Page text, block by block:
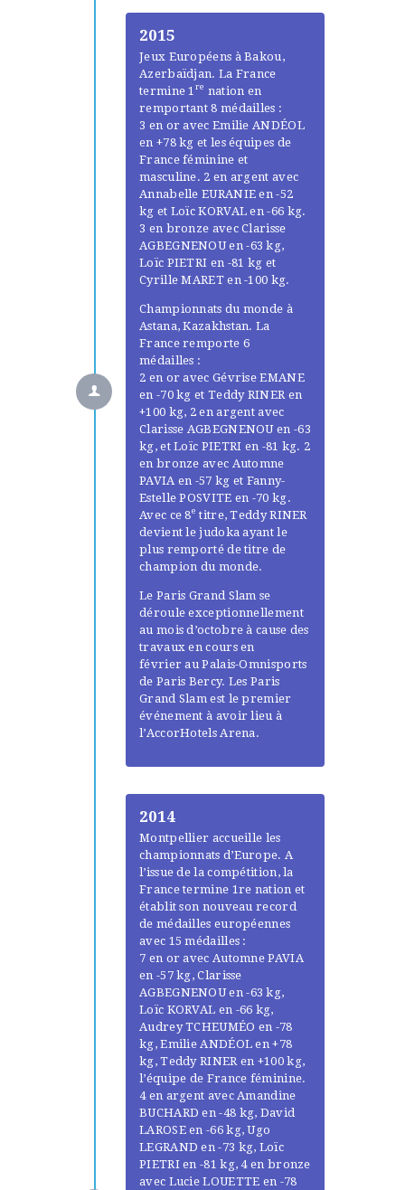
2015
Jeux Européens à Bakou,
Azerbaïdjan. La France
termine 1 re nation en
remportant 8 médailles :
3 en or avec Emilie ANDÉOL
en +78 kg et les équipes de
France féminine et
masculine. 2 en argent avec
Annabelle EURANIE en -52
kg et Loïc KORVAL en -66 kg.
3 en bronze avec Clarisse
AGBEGNENOU en -63 kg,
Loïc PIETRI en -81 kg et
Cyrille MARET en -100 kg.
Championnats du monde à
Astana, Kazakhstan. La
France remporte 6
médailles :
2 en or avec Gévrise EMANE
en -70 kg et Teddy RINER en
+100 kg, 2 en argent avec
Clarisse AGBEGNENOU en -63
kg, et Loïc PIETRI en -81 kg. 2
en bronze avec Automne
PAVIA en -57 kg et Fanny-
Estelle POSVITE en -70 kg.
Avec ce 8e titre, Teddy RINER
devient le judoka ayant le
plus remporté de titre de
champion du monde.
Le Paris Grand Slam se
déroule exceptionnellement
au mois d’octobre à cause des
travaux en cours en
février au Palais-Omnisports
de Paris Bercy. Les Paris
Grand Slam est le premier
événement à avoir lieu à
l’AccorHotels Arena.
2014
Montpellier accueille les
championnats d’Europe. A
l’issue de la compétition, la
France termine 1re nation et
établit son nouveau record
de médailles européennes
avec 15 médailles :
7 en or avec Automne PAVIA
en -57 kg, Clarisse
AGBEGNENOU en -63 kg,
Loïc KORVAL en -66 kg,
Audrey TCHEUMÉO en -78
kg, Emilie ANDÉOL en +78
kg, Teddy RINER en +100 kg,
l’équipe de France féminine.
4 en argent avec Amandine
BUCHARD en -48 kg, David
LAROSE en -66 kg, Ugo
LEGRAND en -73 kg, Loïc
PIETRI en -81 kg, 4 en bronze
avec Lucie LOUETTE en -78